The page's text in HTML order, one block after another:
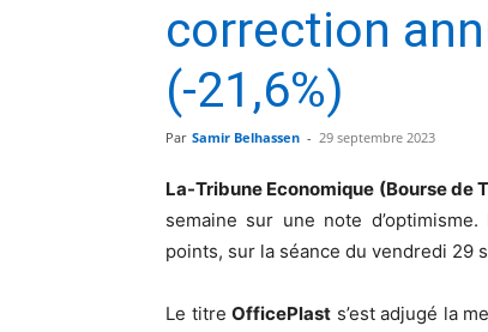
correction
(-21,6%)
Par Samir Belhassen - 29 septembre 2023
La-Tribune Economique (Bourse de
semaine sur une note
points, sur la séance du vendredi 29
Le titreOfficePlast s’est adjugé la